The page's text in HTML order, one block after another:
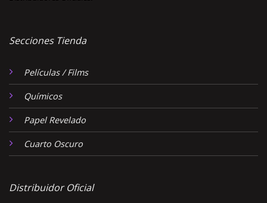
Secciones Tienda
Películas / Films
Químicos
Papel Revelado
Cuarto Oscuro
Distribuidor Oficial